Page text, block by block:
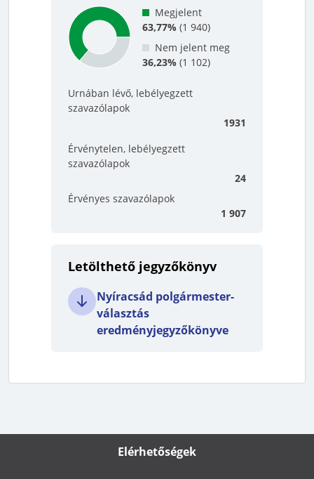
Megjelent
63,77% (1 940)
Nem jelent meg
36,23% (1 102)
Urnában lévő, lebélyegzett
szavazólapok
1931
Érvénytelen, lebélyegzett
szavazólapok
24
Érvényes szavazólapok
1 907
Letölthető jegyzőkönyv
Nyíracsád polgármester-
választás
eredményjegyzőkönyve
Elérhetőségek